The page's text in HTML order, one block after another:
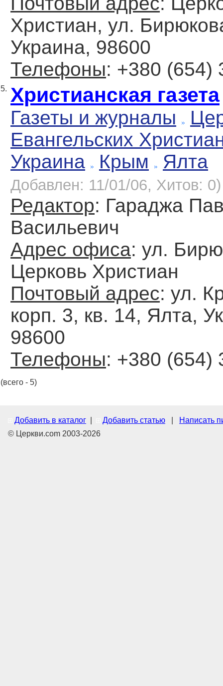
Христиан, ул.
Украина, 98600
Телефоны: +380 (654)
5. Христианская газета
Газеты и журналы
Евангельских
Украина
Крым Ялта
Добавлен: 11/01/06, Хитов: 0)
Редактор: Гараджа
Васильевич
Адрес офиса: ул.
Церковь Христиан
Почтовый адрес: ул.
корп. 3, кв. 14, Ялта,
98600
Телефоны: +380 (654)
(всего - 5)
Добавить в каталог Добавить статью
Написать
© Церкви.com 2003-2026